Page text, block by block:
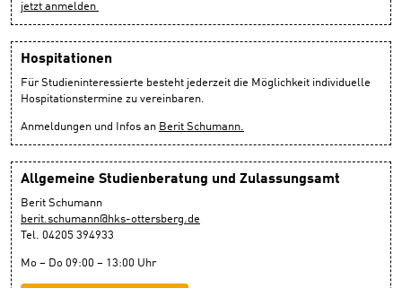
jetzt anmelden
Hospitationen
Für Studieninteressierte besteht jederzeit die Möglichkeit individuelle
Hospitationstermine zu vereinbaren.
Anmeldungen und Infos an Berit Schumann.
Allgemeine Studienberatung und Zulassungsamt
Berit Schumann
berit.schumann@hks-ottersberg.de
Tel. 04205 394933
Mo – Do 09:00 – 13:00 Uhr